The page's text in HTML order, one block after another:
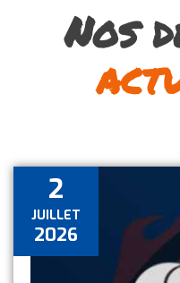
Nos
2
JUILLET
2026